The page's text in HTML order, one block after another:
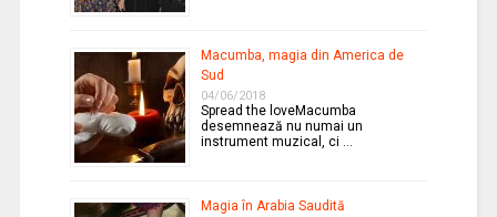
Macumba, magia din America de
Sud
04/06/2018
Spread the loveMacumba
desemnează nu numai un
instrument muzical, ci …
Magia în Arabia Saudită